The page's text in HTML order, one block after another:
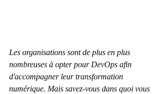
Les organisations sont de plus en plus
nombreuses à opter pour DevOps afin
d'accompagner leur transformation
numérique. Mais savez-vous dans quoi vous